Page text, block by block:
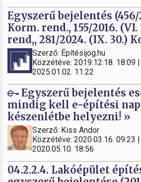
Egyszerű bejelentés (456/
Korm. rend., 155/2016. (VI.
rend,, 281/2024. (IX. 30.)
Szerző: Építésijog.hu
Közzétéve: 2019.12.18. 18:09
2025.01.02. 11:22
Egyszerű bejelentés
mindig kell e-építési
készenlétbe helyezni! »
Szerző: Kiss Andor
Közzétéve: 2020.03.16. 09:23
2020.05.10. 18:56
04.2.2.4. Lakóépület